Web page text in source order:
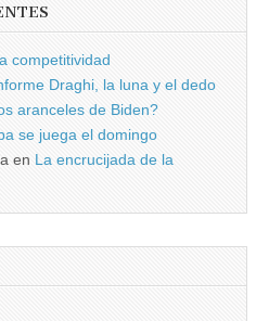
competitividad
Draghi, la luna y el dedo
aranceles de Biden?
se juega el domingo
en La encrucijada de la